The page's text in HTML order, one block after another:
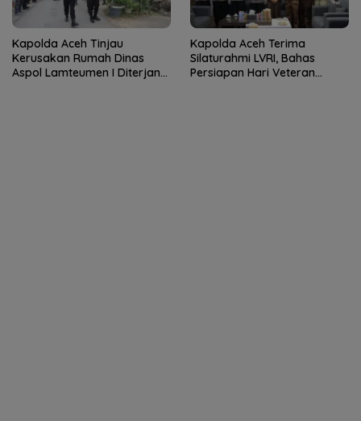
Kapolda Aceh Tinjau
Kerusakan Rumah Dinas
Aspol Lamteumen I Diterjang
Kapolda Aceh Terima
Silaturahmi LVRI, Bahas
Persiapan Hari Veteran